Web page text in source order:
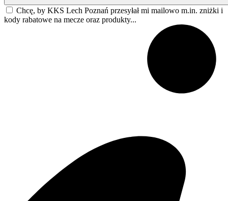
Chcę, by KKS Lech Poznań przesyłał mi mailowo m.in. zniżki i
kody rabatowe na mecze oraz produkty...